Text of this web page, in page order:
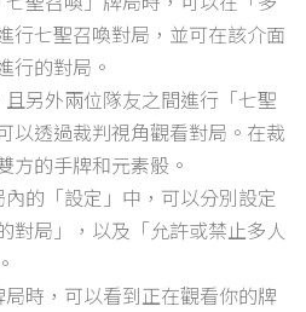
行七聖召喚對局，並可在該介面
行的對局。
且另外兩位隊友之間進行「七聖
以透過裁判視角觀看對局。在裁
方的手牌和元素骰。
內的「設定」中，可以分別設定
對局」，以及「允許或禁止多人
局時，可以看到正在觀看你的牌